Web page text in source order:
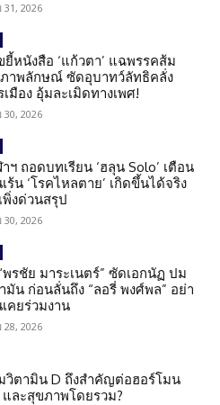
2026
ยี้หนังสือ ‘แก้วตา’ แฉพรรคส้ม
าพลักษณ์ ซัดอุบาทว์ลัทธิคลั่ง
เมือง อุ้มละเมิดทางเพศ!
2026
ฯ ถอดบทเรียน ‘ฮลุน Solo’ เตือน
ร้น ‘โรคไหลตาย’ เกิดขึ้นได้จริง
พิ่งด่วนสรุป
2026
พรชัย มาระเนตร์” ซัดเอกนัฏ ปม
มัน ก่อนลั่นถึง “ลอรี่ พงศ์พล” อย่า
คยร่วมงาน
2026
ตามิน D ถึงสำคัญต่อฮอร์โมน
และสุขภาพโดยรวม?